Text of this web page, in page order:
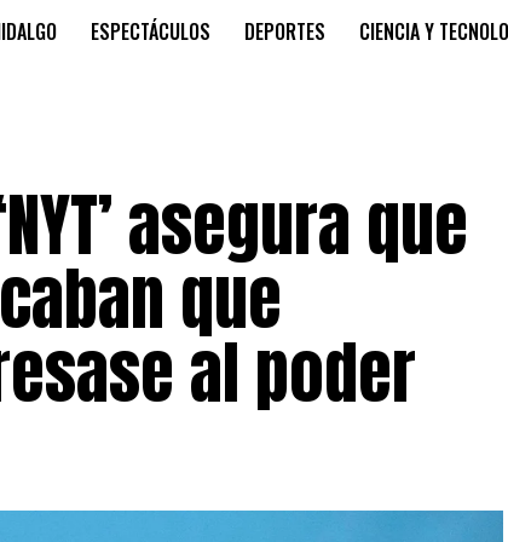
ESPECTÁCULOS DEPORTES CIENCIA Y
asegura que
que
al poder